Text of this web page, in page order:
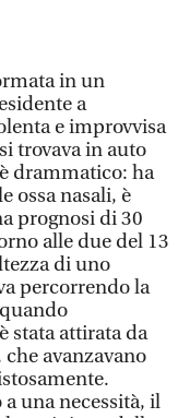
in un
a
e improvvisa
trovava in auto
drammatico: ha
ossa nasali, è
prognosi di 30
alle due del 13
di uno
percorrendo la
stata attirata da
avanzavano
una necessità, il